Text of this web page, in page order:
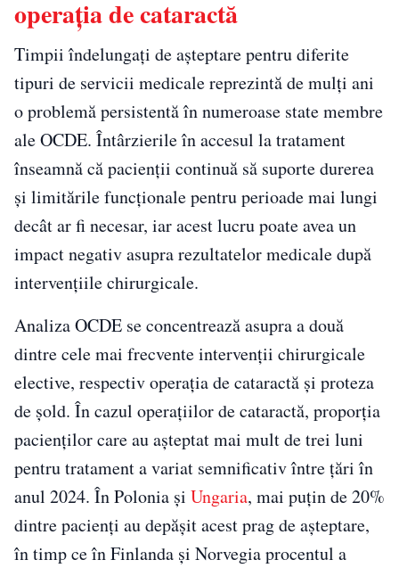
operația de cataractă
Timpii îndelungați de așteptare pentru diferite
tipuri de servicii medicale reprezintă de mulți ani
o problemă persistentă în numeroase state membre
ale OCDE. Întârzierile în accesul la tratament
înseamnă că pacienții continuă să suporte durerea
și limitările funcționale pentru perioade mai lungi
decât ar fi necesar, iar acest lucru poate avea un
impact negativ asupra rezultatelor medicale după
intervențiile chirurgicale.
Analiza OCDE se concentrează asupra a două
dintre cele mai frecvente intervenții chirurgicale
elective, respectiv operația de cataractă și proteza
de șold. În cazul operațiilor de cataractă, proporția
pacienților care au așteptat mai mult de trei luni
pentru tratament a variat semnificativ între țări în
anul 2024. În Polonia și Ungaria, mai puțin de 20%
dintre pacienți au depășit acest prag de așteptare,
în timp ce în Finlanda și Norvegia procentul a